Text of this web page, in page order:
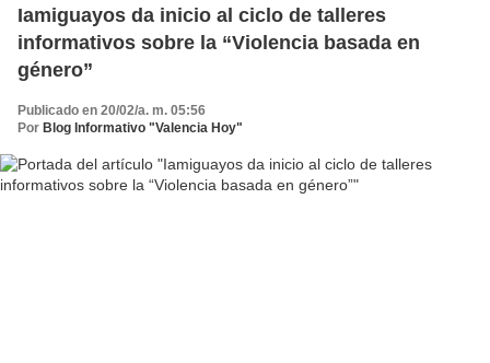
Iamiguayos da inicio al ciclo de talleres
informativos sobre la “Violencia basada en
género”
Publicado en 20/02/a. m. 05:56
Por Blog Informativo "Valencia Hoy"